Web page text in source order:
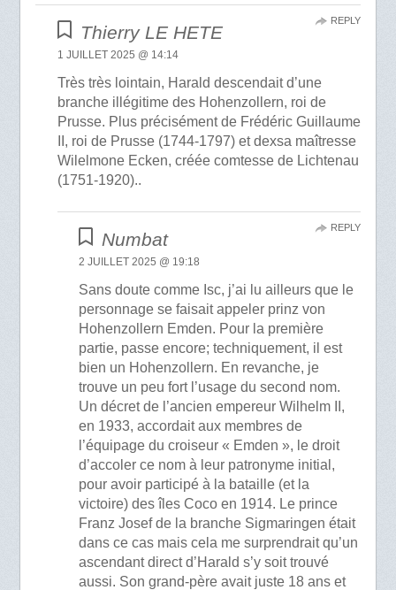
Thierry LE HETE
1 JUILLET 2025 @ 14:14
Très très lointain, Harald descendait d’une
branche illégitime des Hohenzollern, roi de
Prusse. Plus précisément de Frédéric Guillaume
II, roi de Prusse (1744-1797) et dexsa maîtresse
Wilelmone Ecken, créée comtesse de Lichtenau
(1751-1920)..
REPLY
Numbat
2 JUILLET 2025 @ 19:18
Sans doute comme Isc, j’ai lu ailleurs que le
personnage se faisait appeler prinz von
Hohenzollern Emden. Pour la première
partie, passe encore; techniquement, il est
bien un Hohenzollern. En revanche, je
trouve un peu fort l’usage du second nom.
Un décret de l’ancien empereur Wilhelm II,
en 1933, accordait aux membres de
l’équipage du croiseur « Emden », le droit
d’accoler ce nom à leur patronyme initial,
pour avoir participé à la bataille (et la
victoire) des îles Coco en 1914. Le prince
Franz Josef de la branche Sigmaringen était
dans ce cas mais cela me surprendrait qu’un
ascendant direct d’Harald s’y soit trouvé
aussi. Son grand-père avait juste 18 ans et
REPLY